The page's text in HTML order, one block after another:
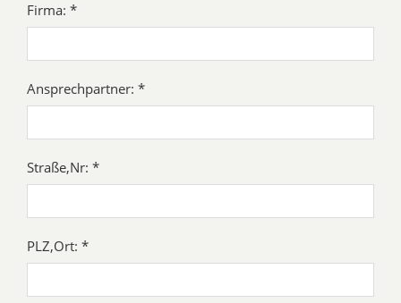
Firma: *
Ansprechpartner: *
Straße,Nr: *
PLZ,Ort: *